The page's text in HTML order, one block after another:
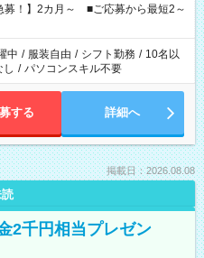
い」 など、ご希望を教えてください
時間。 合計で週40時間を超える場
募！】2カ月～ ■ご応募から最短2～
中 / 服装自由 / シフト勤務 / 10名以
し / パソコンスキル不要
する 詳細へ
掲載日：2026.08.08
2千円相当プレゼン